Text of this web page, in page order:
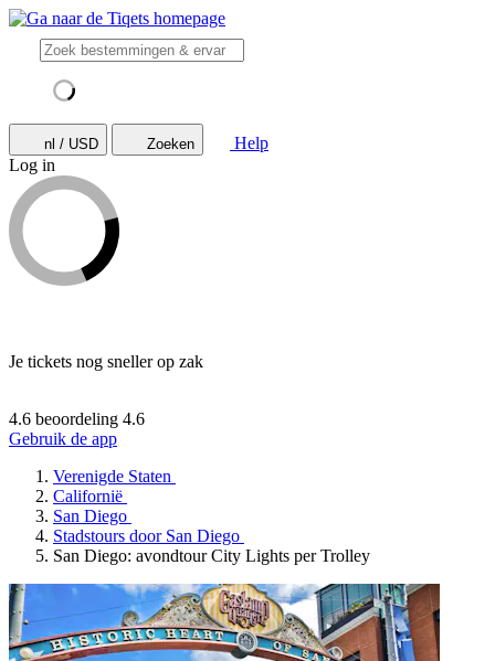
nl / USD Zoeken
Help
Log in
Je tickets nog sneller op zak
4.6 beoordeling 4.6
Gebruik de app
Verenigde Staten
Californië
San Diego
Stadstours door San Diego
San Diego: avondtour City Lights per Trolley